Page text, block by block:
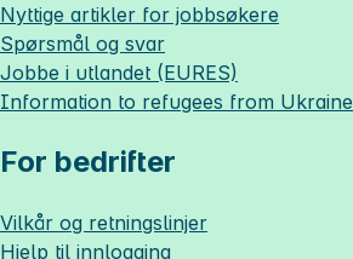
Nyttige artikler for jobbsøkere
Spørsmål og svar
Jobbe i utlandet (EURES)
Information to refugees from Ukraine
For bedrifter
Vilkår og retningslinjer
Hjelp til innlogging